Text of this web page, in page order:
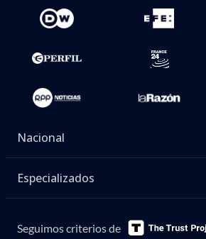
Nacional
Especializados
Seguimos criterios de